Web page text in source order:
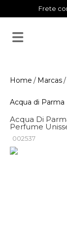
Frete
Marcas
Acqua di Parma
Acqua Di
Perfume
002537